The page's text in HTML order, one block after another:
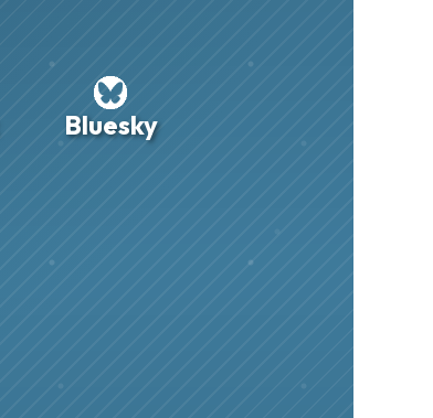
Bluesky